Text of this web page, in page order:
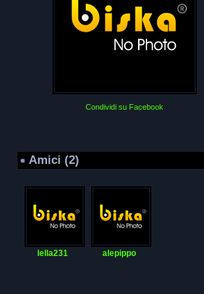
Condividi su Facebook
Amici (2)
lella231 alepippo